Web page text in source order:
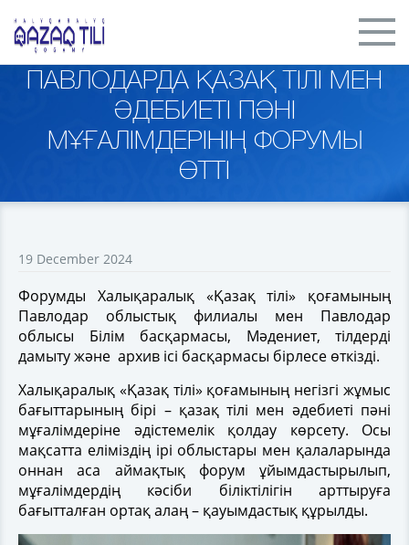
ПАВЛОДАРДА ҚАЗАҚ ТІЛІ МЕН
ӘДЕБИЕТІ ПӘНІ
МҰҒАЛІМДЕРІНІҢ ФОРУМЫ
ӨТТІ
19 December 2024
Форумды Халықаралық «Қазақ тілі» қоғамының
Павлодар облыстық филиалы мен Павлодар
облысы Білім басқармасы, Мәдениет, тілдерді
дамыту және архив ісі басқармасы бірлесе өткізді.
Халықаралық «Қазақ тілі» қоғамының негізгі жұмыс
бағыттарының бірі – қазақ тілі мен әдебиеті пәні
мұғалімдеріне әдістемелік қолдау көрсету. Осы
мақсатта еліміздің ірі облыстары мен қалаларында
оннан аса аймақтық форум ұйымдастырылып,
мұғалімдердің кәсіби біліктілігін арттыруға
бағытталған ортақ алаң – қауымдастық құрылды.